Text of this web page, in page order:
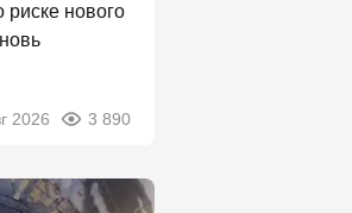
нового
2026 3 890